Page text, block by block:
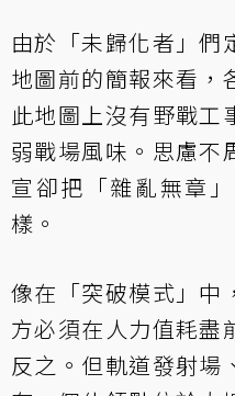
由於「未歸化者」們
地圖前的簡報來看，
此地圖上沒有野戰工
弱戰場風味。思慮不
宣卻把「雜亂無章
樣。
像在「突破模式」中
方必須在人力值耗盡
反之。但軌道發射場